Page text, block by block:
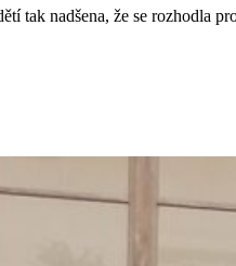
tak nadšena, že se rozhodla